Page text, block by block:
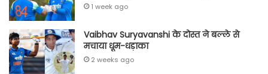
1 week ago
Vaibhav Suryavanshi के दोस्त ने बल्ले से
मचाया धूम-धड़ाका
2 weeks ago